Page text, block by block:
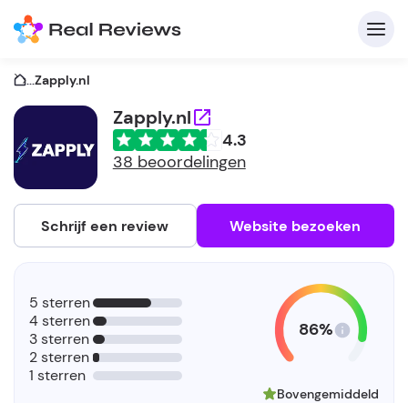
...Zapply.nl
Zapply.nl
4.3
38 beoordelingen
Schrijf een review Website bezoeken
5 sterren
4 sterren
3 sterren
2 sterren
1 sterren
86%
Bovengemiddeld